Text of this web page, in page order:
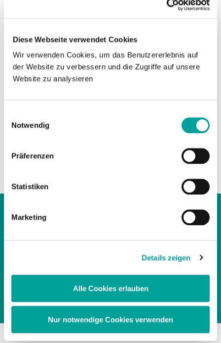
Diese Webseite verwendet Cookies
Wir verwenden Cookies, um das Benutzererlebnis auf
der Website zu verbessern und die Zugriffe auf unsere
Website zu analysieren
Notwendig
Präferenzen
Statistiken
Marketing
Details zeigen
Alle Cookies erlauben
Nur notwendige Cookies verwenden
auch als Penismodell aus PVC erhältlich
um Handhabung eines Kondoms zu
Penismodell aus Silikon
Produkt kaufen